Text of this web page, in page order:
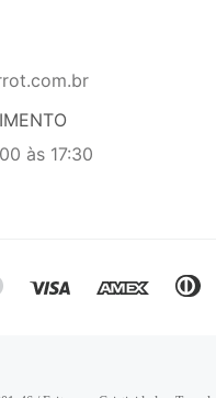
às 17:30